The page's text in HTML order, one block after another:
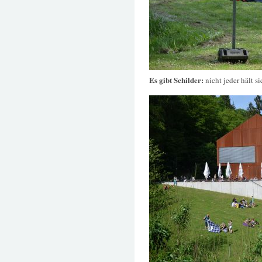
Es gibt Schilder: nicht jeder hält